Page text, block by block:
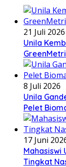
21 Juli 2026
Unila
8 Juli 2026
Unila
Pelet
17 Juni
Mahasiswi
Tingkat